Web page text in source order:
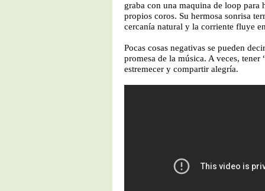
graba con una maquina de loop para
propios coros. Su hermosa sonrisa
cercanía natural y la corriente fluye
Pocas cosas negativas se pueden
promesa de la música. A veces, tener
estremecer y compartir alegría.